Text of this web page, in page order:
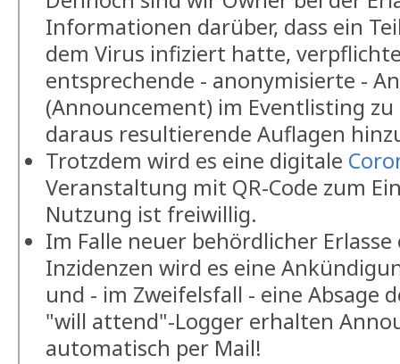
Informationen darüber, dass ein
dem Virus infiziert hatte,
entsprechende - anonymisierte -
(Announcement) im Eventlisting
daraus resultierende Auflagen
Trotzdem wird es eine digitale
Veranstaltung mit QR-Code zum
Nutzung ist freiwillig.
Im Falle neuer behördlicher
Inzidenzen wird es eine
und - im Zweifelsfall - eine Absage
"will attend"-Logger erhalten
automatisch per Mail!